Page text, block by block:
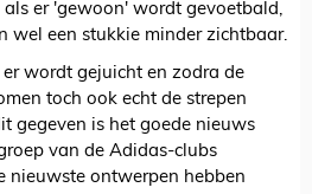
als er 'gewoon' wordt gevoetbald,
wel een stukkie minder zichtbaar.
wordt gejuicht en zodra de
toch ook echt de strepen
gegeven is het goede nieuws
van de Adidas-clubs
nieuwste ontwerpen hebben